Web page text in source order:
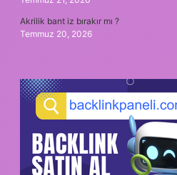
Akrilik bant iz bırakır mı ?
Temmuz 20, 2026